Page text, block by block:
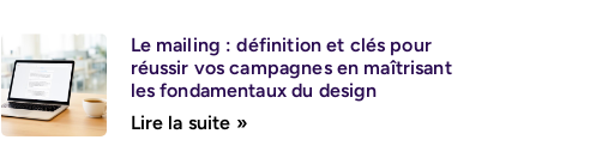
Le mailing : définition et clés pour
réussir vos campagnes en maîtrisant
les fondamentaux du design
Lire la suite »